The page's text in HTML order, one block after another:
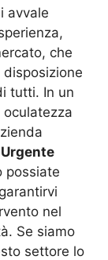
avvale
che
tutti. In un
possiate
nel
Se siamo
settore lo